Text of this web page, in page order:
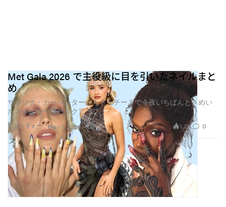
ビューティー
Met Gala 2026 で主役級に目を引いたネイルまと
め
サブリナ・カーペンターからドーチーまで今夜いちばんときめい
たネイルを一挙ピックアップ
May 7, 2026 1.2K 0